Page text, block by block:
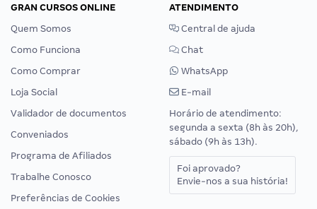
GRAN CURSOS ONLINE
Quem Somos
Como Funciona
Como Comprar
Loja Social
Validador de documentos
Conveniados
Programa de Afiliados
Trabalhe Conosco
Preferências de Cookies
ATENDIMENTO
Central de ajuda
Chat
WhatsApp
E-mail
Horário de atendimento:
segunda a sexta (8h às 20h),
sábado (9h às 13h).
Foi aprovado?
Envie-nos a sua história!